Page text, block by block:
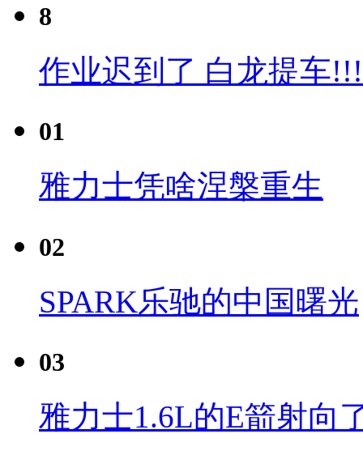
8
作业迟到了 白龙提车
01
雅力士凭啥涅槃重生
02
SPARK乐驰的中国曙光
03
雅力士1.6L的E箭射向